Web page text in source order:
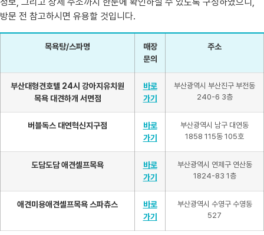
방문 전 참고하시면 유용할 것입니다.
목욕탕/스파명
매장
문의
주소
부산대형견호텔 24시 강아지유치원
목욕 대견하개 서면점
바로
가기
부산광역시 부산진구 부전동
240-6 3층
버블독스 대연혁신지구점
바로
가기
부산광역시 남구 대연동
1858 115동 105호
도담도담 애견셀프목욕
바로
가기
부산광역시 연제구 연산동
1824-83 1층
애견미용애견셀프목욕 스파츄스
바로
가기
부산광역시 수영구 수영동
527